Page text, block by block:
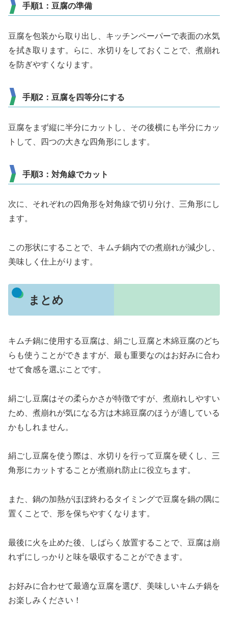
手順1：豆腐の準備
豆腐を包装から取り出し、キッチンペーパーで表面の水気
を拭き取ります。らに、水切りをしておくことで、煮崩れ
を防ぎやすくなります。
手順2：豆腐を四等分にする
豆腐をまず縦に半分にカットし、その後横にも半分にカッ
トして、四つの大きな四角形にします。
手順3：対角線でカット
次に、それぞれの四角形を対角線で切り分け、三角形にし
ます。
この形状にすることで、キムチ鍋内での煮崩れが減少し、
美味しく仕上がります。
まとめ
キムチ鍋に使用する豆腐は、絹ごし豆腐と木綿豆腐のどち
らも使うことができますが、最も重要なのはお好みに合わ
せて食感を選ぶことです。
絹ごし豆腐はその柔らかさが特徴ですが、煮崩れしやすい
ため、煮崩れが気になる方は木綿豆腐のほうが適している
かもしれません。
絹ごし豆腐を使う際は、水切りを行って豆腐を硬くし、三
角形にカットすることが煮崩れ防止に役立ちます。
また、鍋の加熱がほぼ終わるタイミングで豆腐を鍋の隅に
置くことで、形を保ちやすくなります。
最後に火を止めた後、しばらく放置することで、豆腐は崩
れずにしっかりと味を吸収することができます。
お好みに合わせて最適な豆腐を選び、美味しいキムチ鍋を
お楽しみください！